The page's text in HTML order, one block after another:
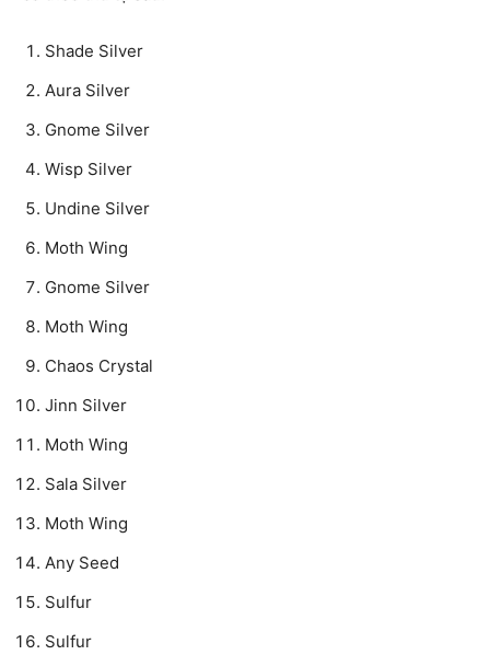
Shade Silver
Aura Silver
Gnome Silver
Wisp Silver
Undine Silver
Moth Wing
Gnome Silver
Moth Wing
Chaos Crystal
Jinn Silver
Moth Wing
Sala Silver
Moth Wing
Any Seed
Sulfur
Sulfur